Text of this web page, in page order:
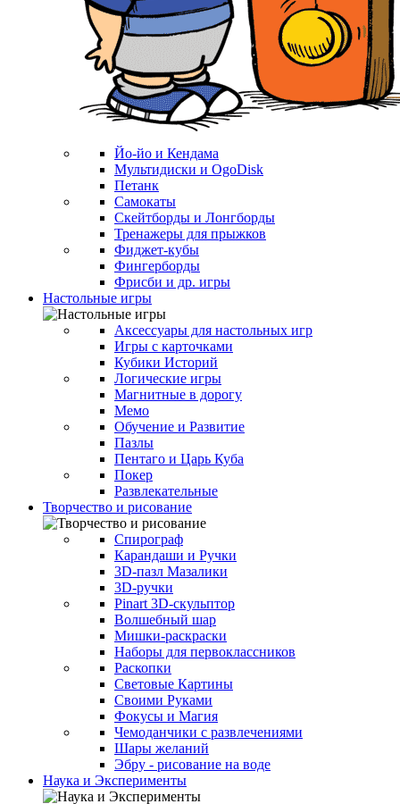
Йо-йо и Кендама
Мультидиски и OgoDisk
Петанк
Самокаты
Скейтборды и Лонгборды
Тренажеры для прыжков
Фиджет-кубы
Фингерборды
Фрисби и др. игры
Настольные игры
Аксессуары для настольных игр
Игры с карточками
Кубики Историй
Логические игры
Магнитные в дорогу
Мемо
Обучение и Развитие
Пазлы
Пентаго и Царь Куба
Покер
Развлекательные
Творчество и рисование
Спирограф
Карандаши и Ручки
3D-пазл Мазалики
3D-ручки
Pinart 3D-скульптор
Волшебный шар
Мишки-раскраски
Наборы для первоклассников
Раскопки
Световые Картины
Своими Руками
Фокусы и Магия
Чемоданчики с развлечениями
Шары желаний
Эбру - рисование на воде
Наука и Эксперименты